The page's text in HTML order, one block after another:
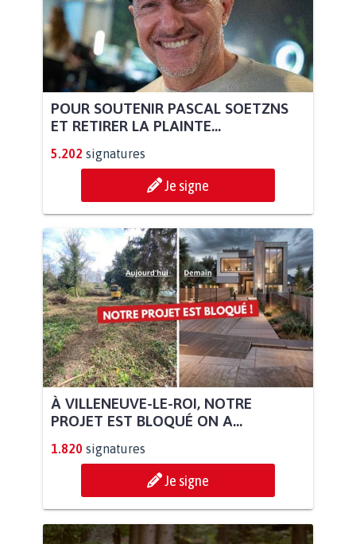
POUR SOUTENIR PASCAL SOETZNS
ET RETIRER LA PLAINTE...
5.202 signatures
Je signe
À VILLENEUVE-LE-ROI, NOTRE
PROJET EST BLOQUÉ ON A...
1.820 signatures
Je signe